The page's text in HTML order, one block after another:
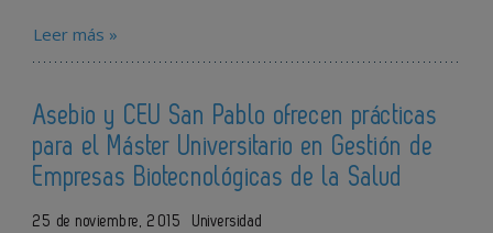
Leer más »
Asebio y CEU San Pablo ofrecen prácticas
para el Máster Universitario en Gestión de
Empresas Biotecnológicas de la Salud
25 de noviembre, 2015 Universidad